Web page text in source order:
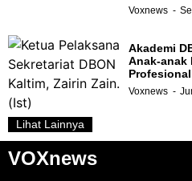
Voxnews
Akademi
Anak-anak
Profesional
Voxnews
Lihat Lainnya
VOXnews